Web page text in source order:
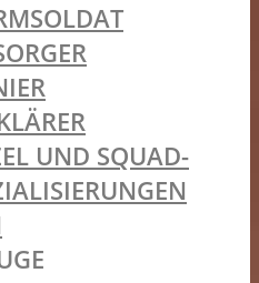
UND SQUAD-